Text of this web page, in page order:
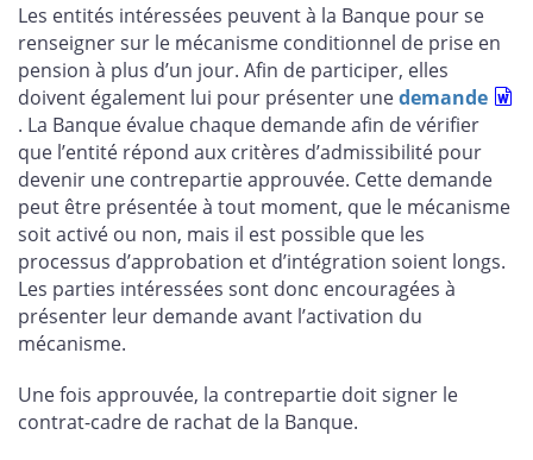
Les entités intéressées peuventà la Banque pour se
renseigner sur le mécanisme conditionnel de prise en
pension à plus d’un jour. Afin de participer, elles
doivent également lui pour présenter unedemande
. La Banque évalue chaque demande afin de vérifier
que l’entité répond aux critères d’admissibilité pour
devenir une contrepartie approuvée. Cette demande
peut être présentée à tout moment, que le mécanisme
soit activé ou non, mais il est possible que les
processus d’approbation et d’intégration soient longs.
Les parties intéressées sont donc encouragées à
présenter leur demande avant l’activation du
mécanisme.
Une fois approuvée, la contrepartie doit signer le
contrat-cadre de rachat de la Banque.